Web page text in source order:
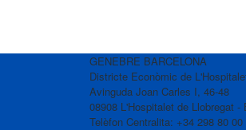
GENEBRE BARCELONA
Districte Econòmic de
Avinguda Joan Carles I, 46-48
08908 L'Hospitalet de Llobregat -
Telèfon Centralita: +34 298 80 00